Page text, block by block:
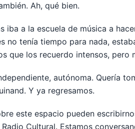
Ah, qué bien.
iba a la escuela de música a
no tenía tiempo para nada,
que los recuerdo intensos,
autónoma. Quería
Y ya regresamos.
este espacio pueden
Cultural. Estamos